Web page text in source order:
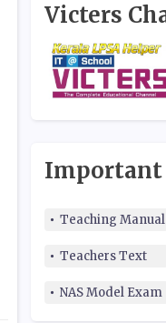
Victers
Teaching Manual
Teachers Text
NAS Model Exam